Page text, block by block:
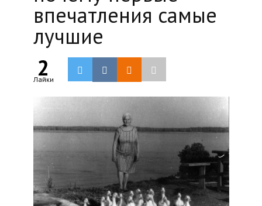
впечатления самые
лучшие
2
Лайки